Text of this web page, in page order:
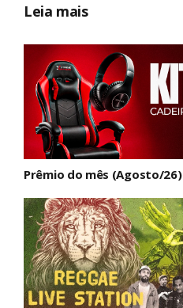
Leia mais
Prêmio do mês (Agosto/26)